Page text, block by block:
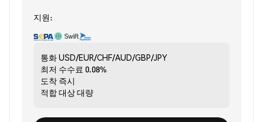
지원:
통화USD/EUR/CHF/AUD/GBP/JPY
최저 수수료 0.08%
도착 즉시
적합 대상대량